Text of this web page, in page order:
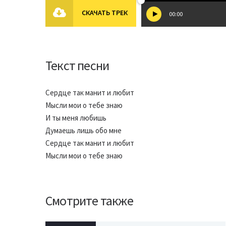
СКАЧАТЬ ТРЕК 00:00
Текст песни
Сердце так манит и любит
Мысли мои о тебе знаю
И ты меня любишь
Думаешь лишь обо мне
Сердце так манит и любит
Мысли мои о тебе знаю
Смотрите также